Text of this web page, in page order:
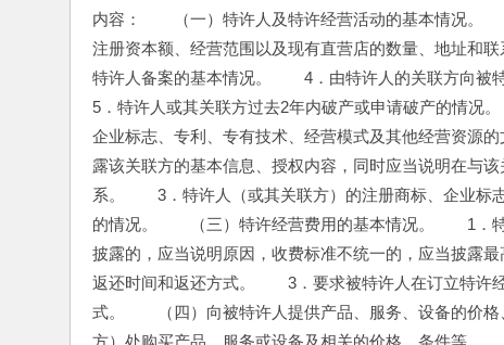
内容：　　（一）特许人及特许经营活动的基本情况。
注册资本额、经营范围以及现有直营店的数量、地址和
特许人备案的基本情况。　　4．由特许人的关联方向
5．特许人或其关联方过去2年内破产或申请破产的情况
企业标志、专利、专有技术、经营模式及其他经营资源
露该关联方的基本信息、授权内容，同时应当说明在与
系。　　3．特许人（或其关联方）的注册商标、企业
的情况。　　（三）特许经营费用的基本情况。　　1
披露的，应当说明原因，收费标准不统一的，应当披露
返还时间和返还方式。　　3．要求被特许人在订立特
式。　　（四）向被特许人提供产品、服务、设备的价
方）处购买产品、服务或设备及相关的价格、条件等。